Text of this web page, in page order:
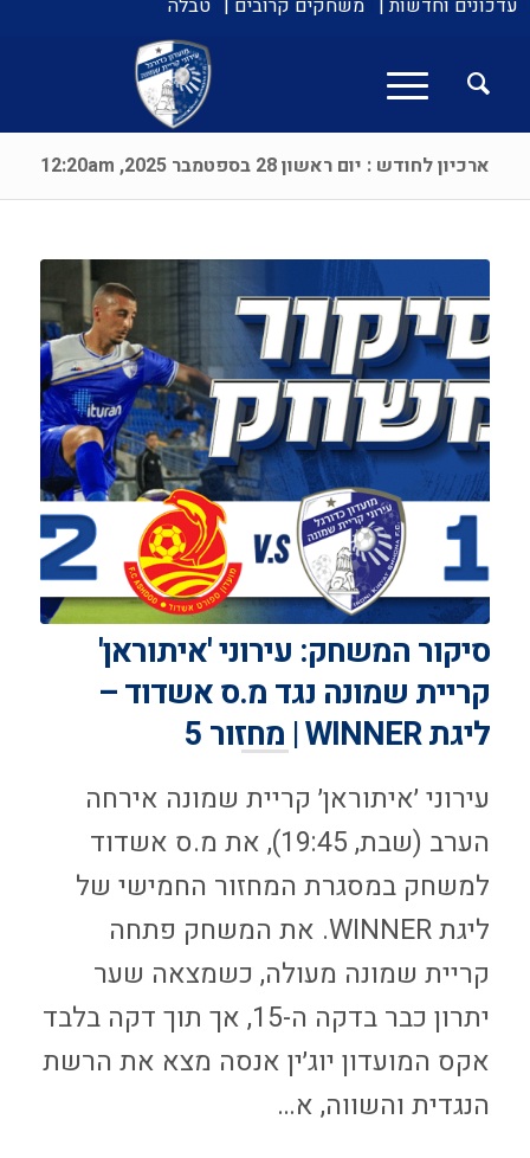
עדכונים וחדשות | משחקים קרובים | טבלה
ארכיון לחודש : יום ראשון 28 בספטמבר 2025, 12:20am
סיקור המשחק: עירוני 'איתוראן'
קריית שמונה נגד מ.ס אשדוד –
ליגת WINNER | מחזור 5
עירוני ׳איתוראן׳ קריית שמונה אירחה
הערב (שבת, 19:45), את מ.ס אשדוד
למשחק במסגרת המחזור החמישי של
ליגת WINNER. את המשחק פתחה
קריית שמונה מעולה, כשמצאה שער
יתרון כבר בדקה ה-15, אך תוך דקה בלבד
אקס המועדון יוג׳ין אנסה מצא את הרשת
הנגדית והשווה, א…